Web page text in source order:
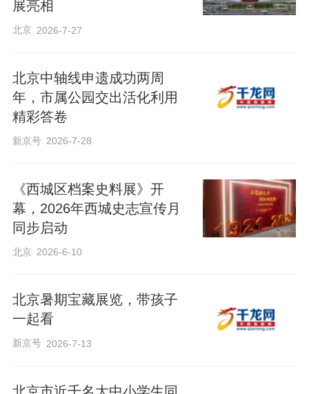
展亮相
北京 2026-7-27
北京中轴线申遗成功两周
年，市属公园交出活化利用
精彩答卷
新京号 2026-7-28
《西城区档案史料展》开
幕，2026年西城史志宣传月
同步启动
北京 2026-6-10
北京暑期宝藏展览，带孩子
一起看
新京号 2026-7-13